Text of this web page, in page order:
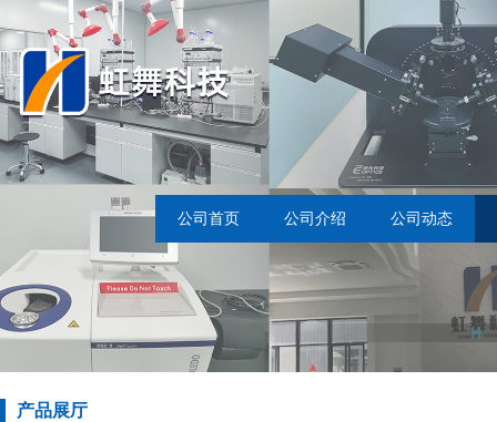
公司首页 公司介绍 公司动态
产品展厅